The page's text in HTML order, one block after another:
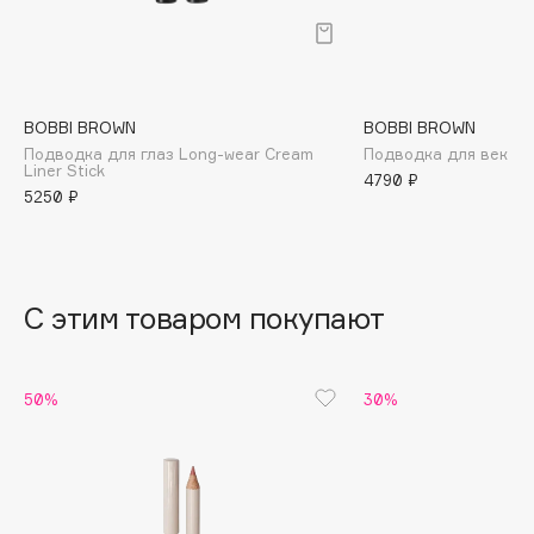
Balmain Hair Couture
Banderas
Basicare
Bebble
BOBBI BROWN
Подводка для глаз Long-wear Cream
Liner Stick
5250 ₽
BOBBI BROWN
Подводка для век
4790 ₽
С этим товаром покупают
50% 30%